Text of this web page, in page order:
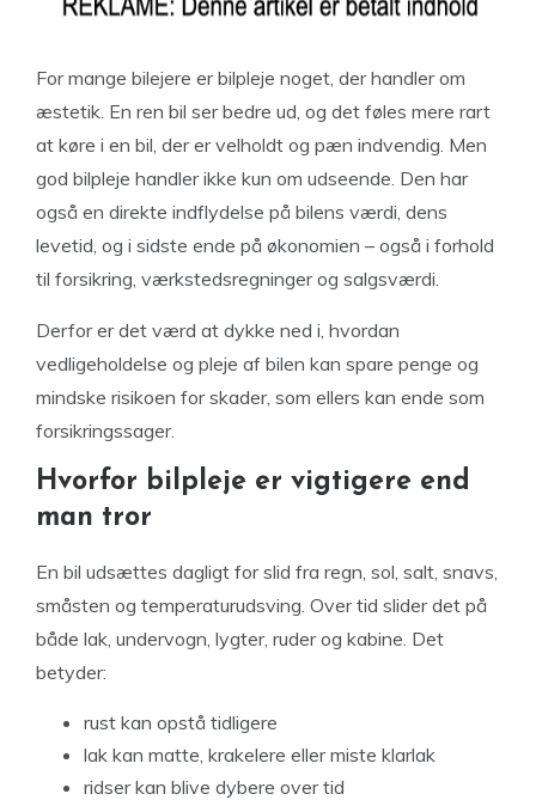
For mange bilejere er bilpleje noget, der handler om
æstetik. En ren bil ser bedre ud, og det føles mere rart
at køre i en bil, der er velholdt og pæn indvendig. Men
god bilpleje handler ikke kun om udseende. Den har
også en direkte indflydelse på bilens værdi, dens
levetid, og i sidste ende på økonomien – også i forhold
til forsikring, værkstedsregninger og salgsværdi.
Derfor er det værd at dykke ned i, hvordan
vedligeholdelse og pleje af bilen kan spare penge og
mindske risikoen for skader, som ellers kan ende som
forsikringssager.
Hvorfor bilpleje er vigtigere end
man tror
En bil udsættes dagligt for slid fra regn, sol, salt, snavs,
småsten og temperaturudsving. Over tid slider det på
både lak, undervogn, lygter, ruder og kabine. Det
betyder:
rust kan opstå tidligere
lak kan matte, krakelere eller miste klarlak
ridser kan blive dybere over tid